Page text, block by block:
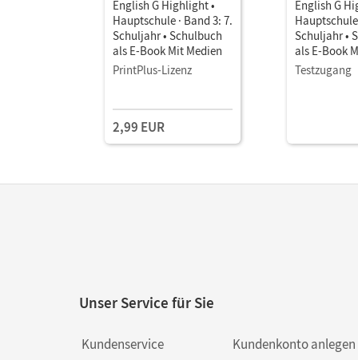
English G Highlight •
Hauptschule · Band 3: 7.
Schuljahr • Schulbuch
als E-Book Mit Medien
PrintPlus-Lizenz
2,99 EUR
English G
Schuljahr •
als E-Book
Testzugang
Unser Service für Sie
Kundenservice
Kundenkonto anlegen